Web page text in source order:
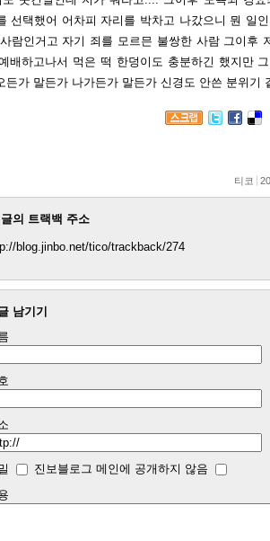
선택했어 어차피 자리를 박차고 나갔으니 뭔 일
람인거고 자기 죄를 모르믄 불쌍한 사람 그이후
배하고나서 먹은 떡 한덩이도 충분하긴 했지만
든가 말든가 나가든가 말든가 신경도 안쓴 분위기
티코
의 트랙백 주소
blog.jinbo.net/tico/trackback/274
남기기
진보블로그 메인에 공개하지 않음